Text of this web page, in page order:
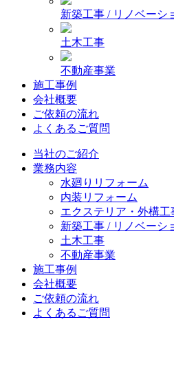
新築工事 / リノベーシ
土木工事
不動産事業
施工事例
会社概要
ご依頼の流れ
よくあるご質問
当社のご紹介
業務内容
水廻りリフォーム
内装リフォーム
エクステリア・外構工
新築工事 / リノベーシ
土木工事
不動産事業
施工事例
会社概要
ご依頼の流れ
よくあるご質問